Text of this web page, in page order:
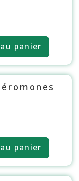
panier
panier